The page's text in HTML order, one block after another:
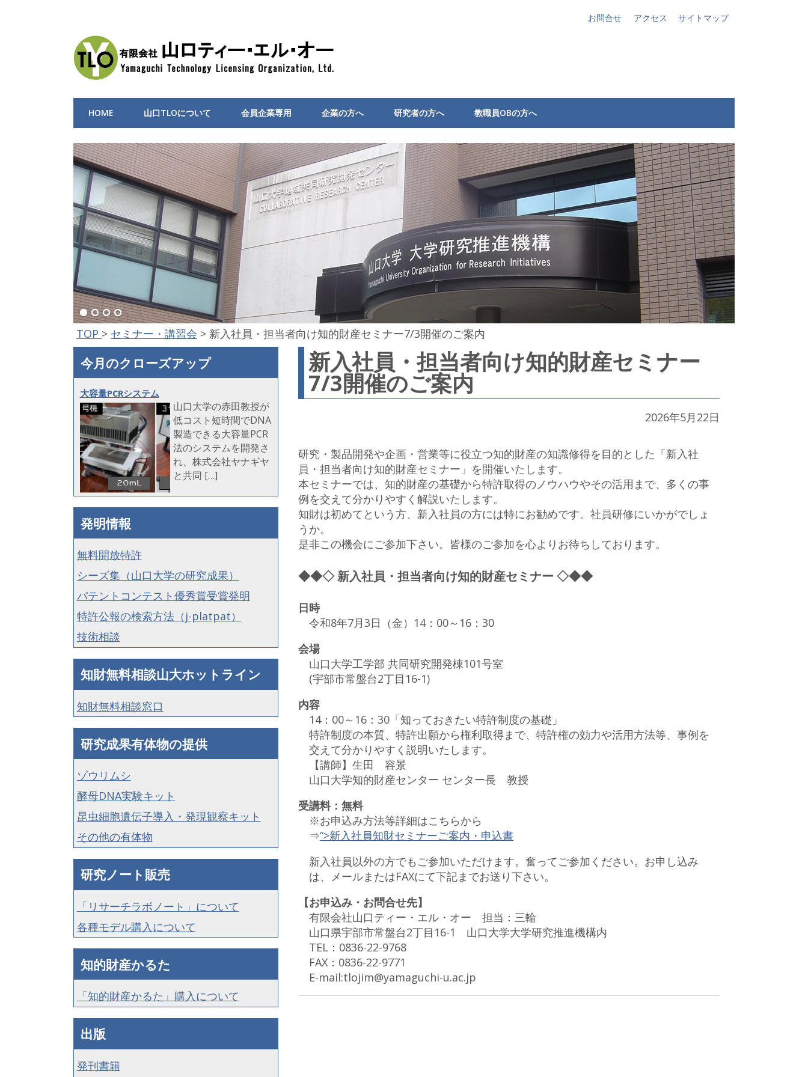
サイトマップ
アクセス
お問合せ
HOME 山口TLOについて 会員企業専用 企業の方へ 研究者の方へ 教職員OBの方へ
TOP > セミナー・講習会 > 新入社員・担当者向け知的財産セミナー7/3開催のご案内
新入社員・担当者向け知的財産セミナー
7/3開催のご案内
2026年5月22日
研究・製品開発や企画・営業等に役立つ知的財産の知識修得を目的とした「新入社
員・担当者向け知的財産セミナー」を開催いたします。
本セミナーでは、知的財産の基礎から特許取得のノウハウやその活用まで、多くの事
例を交えて分かりやすく解説いたします。
知財は初めてという方、新入社員の方には特にお勧めです。社員研修にいかがでしょ
うか。
是非この機会にご参加下さい。皆様のご参加を心よりお待ちしております。
◆◆◇ 新入社員・担当者向け知的財産セミナー ◇◆◆
日時
令和8年7月3日（金）14：00～16：30
会場
山口大学工学部 共同研究開発棟101号室
(宇部市常盤台2丁目16-1)
内容
14：00～16：30「知っておきたい特許制度の基礎」
特許制度の本質、特許出願から権利取得まで、特許権の効力や活用方法等、事例を
交えて分かりやすく説明いたします。
【講師】生田 容景
山口大学知的財産センター センター長 教授
受講料：無料
※お申込み方法等詳細はこちらから
⇒“>新入社員知財セミナーご案内・申込書
新入社員以外の方でもご参加いただけます。奮ってご参加ください。お申し込み
は、メールまたはFAXにて下記までお送り下さい。
【お申込み・お問合せ先】
有限会社山口ティー・エル・オー 担当：三輪
山口県宇部市常盤台2丁目16-1 山口大学大学研究推進機構内
TEL：0836-22-9768
FAX：0836-22-9771
E-mail:tlojim@yamaguchi-u.ac.jp
今月のクローズアップ
大容量PCRシステム
山口大学の赤田教授が
低コスト短時間でDNA
製造できる大容量PCR
法のシステムを開発さ
れ、株式会社ヤナギヤ
と共同 […]
発明情報
無料開放特許
シーズ集（山口大学の研究成果）
パテントコンテスト優秀賞受賞発明
特許公報の検索方法（j-platpat）
技術相談
知財無料相談山大ホットライン
知財無料相談窓口
研究成果有体物の提供
ゾウリムシ
酵母DNA実験キット
昆虫細胞遺伝子導入・発現観察キット
その他の有体物
研究ノート販売
「リサーチラボノート」について
各種モデル購入について
知的財産かるた
「知的財産かるた」購入について
出版
発刊書籍